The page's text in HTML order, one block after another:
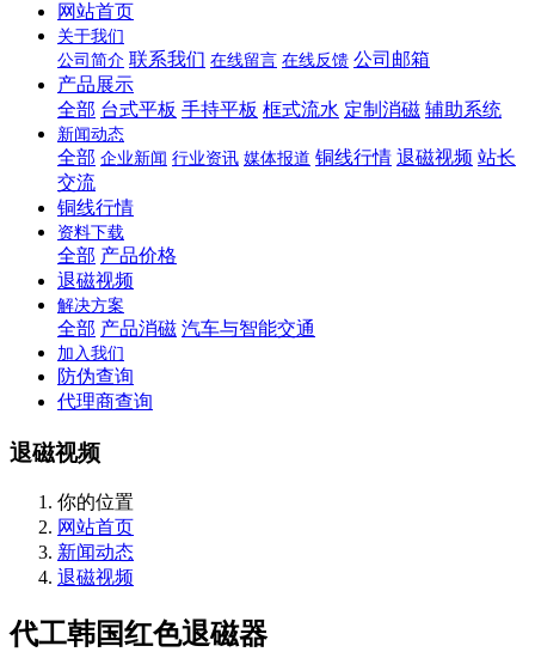
网站首页
关于我们
公司简介 联系我们 在线留言 在线反馈 公司邮箱
产品展示
全部 台式平板 手持平板 框式流水 定制消磁 辅助系统
新闻动态
全部 企业新闻 行业资讯 媒体报道 铜线行情 退磁视频 站长
交流
铜线行情
资料下载
全部 产品价格
退磁视频
解决方案
全部 产品消磁 汽车与智能交通
加入我们
防伪查询
代理商查询
退磁视频
你的位置
网站首页
新闻动态
退磁视频
代工韩国红色退磁器